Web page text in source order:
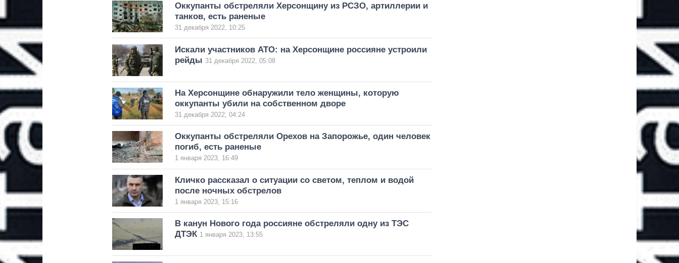
Оккупанты обстреляли Херсонщину из РСЗО, артиллерии и
танков, есть раненые
31 декабря 2022, 10:25
Искали участников АТО: на Херсонщине россияне устроили
рейды 31 декабря 2022, 05:08
На Херсонщине обнаружили тело женщины, которую
оккупанты убили на собственном дворе
31 декабря 2022, 04:24
Оккупанты обстреляли Орехов на Запорожье, один человек
погиб, есть раненые
1 января 2023, 16:49
Кличко рассказал о ситуации со светом, теплом и водой
после ночных обстрелов
1 января 2023, 15:16
В канун Нового года россияне обстреляли одну из ТЭС
ДТЭК 1 января 2023, 13:55